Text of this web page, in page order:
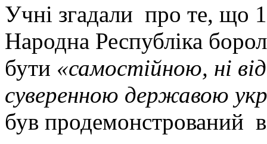
Учні згадали про те, що
Народна Республіка
бути «самостійною, ні
суверенною державою
був продемонстрований